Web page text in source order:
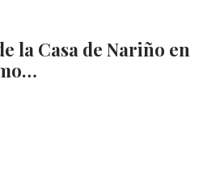
la Casa de Nariño en